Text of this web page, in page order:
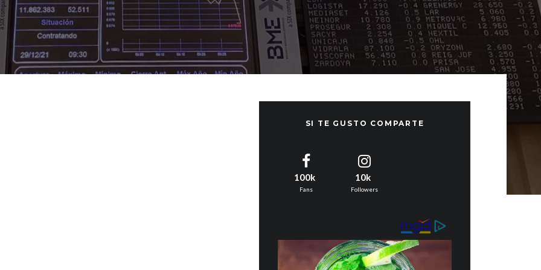
SI TE GUSTO COMPARTE
100k
Fans
10k
Followers